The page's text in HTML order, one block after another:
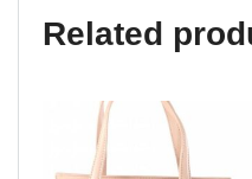
Related